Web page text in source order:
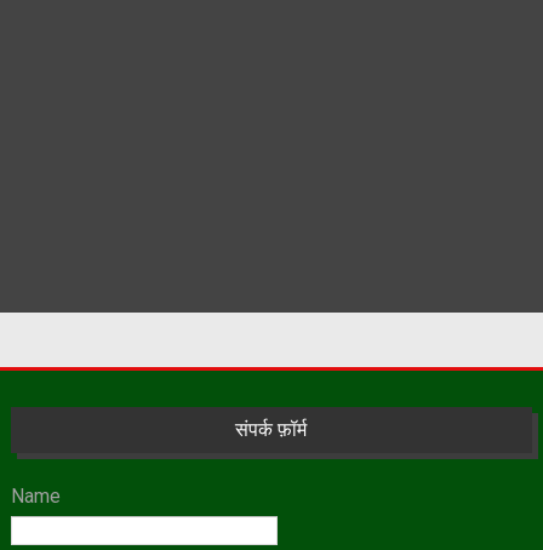
संपर्क फ़ॉर्म
Name